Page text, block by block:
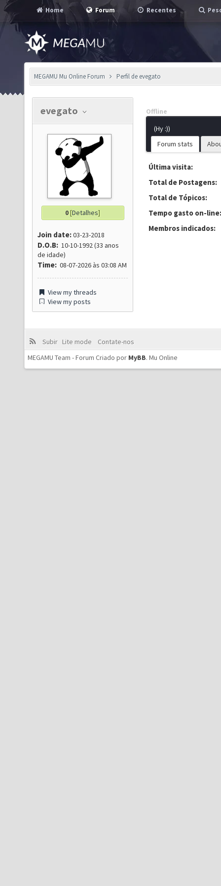
Home Forum Recentes
MEGAMU Mu Online Forum Perfil de evegato
evegato
0[Detalhes]
Join date:03-23-2018
D.O.B: 10-10-1992 (33 anos
de idade)
Time: 08-07-2026 às 03:08 AM
View my threads
View my posts
Offline
(Hy :))
Forum stats
Última visita:
Total de Postagens:
Total de Tópicos:
Tempo gasto on-line:
Membros indicados:
Subir Lite mode
Contate-nos
MEGAMU Team - Forum Criado por MyBB. Mu Online